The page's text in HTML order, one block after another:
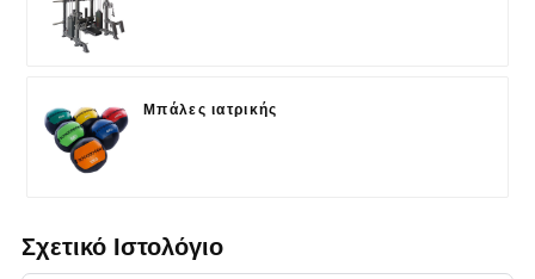
Μπάλες ιατρικής
Σχετικό Ιστολόγιο